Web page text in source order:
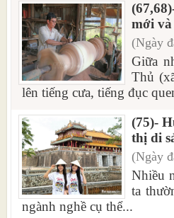
mới
(Ngày
Giữa
Thủ
lên tiếng cưa, tiếng đục
(75)-
thị di
(Ngày
Nhiều
ta
ngành nghề cụ thể...